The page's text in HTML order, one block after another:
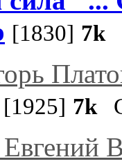
[1830] 7k
[1925] 7k